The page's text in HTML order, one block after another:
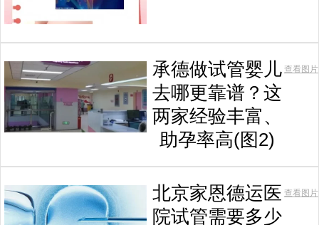
承德做试管婴儿
去哪更靠谱？这
两家经验丰富、
助孕率高(图2)
查看图片
北京家恩德运医
院试管需要多少
查看图片